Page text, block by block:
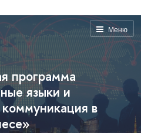
Меню
программа
языки и
в